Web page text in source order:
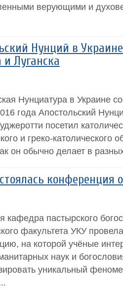
верующими и
Нунций в
Луганска
Нунциатура в Украине
года Апостольский
посетил
и греко-католического
он обычно делает в
конференция
кафедра пастырского
факультета УКУ
на которой учёные
наук и
уникальный